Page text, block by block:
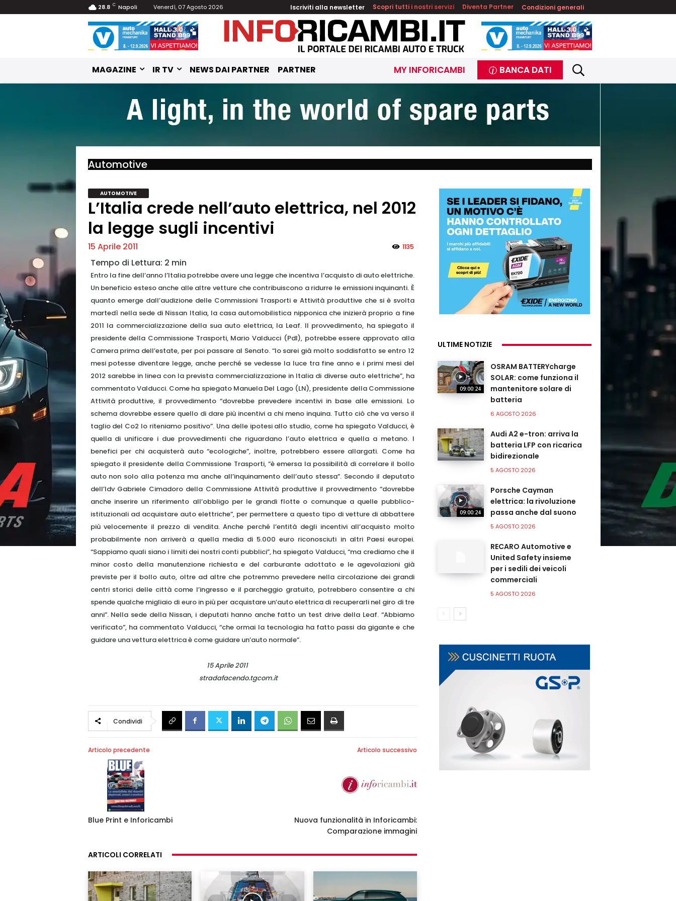
MY INFORICAMBI
Username
Password
28.8 C Napoli Venerdì, 07 Agosto 2026 Iscriviti alla newsletter Scopri tutti i nostri servizi Diventa Partner Condizioni generali
MAGAZINE IR TV NEWS DAI PARTNER PARTNER MY INFORICAMBI BANCA DATI
Automotive
AUTOMOTIVE
L’Italia crede nell’auto elettrica, nel 2012
la legge sugli incentivi
15 Aprile 2011 1135
Entro la fine dell’anno l’Italia potrebbe avere una legge che incentiva l’acquisto di auto elettriche.
Un beneficio esteso anche alle altre vetture che contribuiscono a ridurre le emissioni inquinanti. È
quanto emerge dall’audizione delle Commissioni Trasporti e Attività produttive che si è svolta
martedì nella sede di Nissan Italia, la casa automobilistica nipponica che inizierà proprio a fine
2011 la commercializzazione della sua auto elettrica, la Leaf. Il provvedimento, ha spiegato il
presidente della Commissione Trasporti, Mario Valducci (Pdl), potrebbe essere approvato alla
Camera prima dell’estate, per poi passare al Senato. “Io sarei già molto soddisfatto se entro 12
mesi potesse diventare legge, anche perché se vedesse la luce tra fine anno e i primi mesi del
2012 sarebbe in linea con la prevista commercializzazione in Italia di diverse auto elettriche”, ha
commentato Valducci. Come ha spiegato Manuela Del Lago (LN), presidente della Commissione
Attività produttive, il provvedimento “dovrebbe prevedere incentivi in base alle emissioni. Lo
schema dovrebbe essere quello di dare più incentivi a chi meno inquina. Tutto ciò che va verso il
taglio del Co2 lo riteniamo positivo”. Una delle ipotesi allo studio, come ha spiegato Valducci, è
quella di unificare i due provvedimenti che riguardano l’auto elettrica e quella a metano. I
benefici per chi acquisterà auto “ecologiche”, inoltre, potrebbero essere allargati. Come ha
spiegato il presidente della Commissione Trasporti, “è emersa la possibilità di correlare il bollo
auto non solo alla potenza ma anche all’inquinamento dell’auto stessa”. Secondo il deputato
dell’Idv Gabriele Cimadoro della Commissione Attività produttive il provvedimento “dovrebbe
anche inserire un riferimento all’obbligo per le grandi flotte o comunque a quelle pubblico-
istituzionali ad acquistare auto elettriche”, per permettere a questo tipo di vetture di abbattere
più velocemente il prezzo di vendita. Anche perché l’entità degli incentivi all’acquisto molto
probabilmente non arriverà a quella media di 5.000 euro riconosciuti in altri Paesi europei.
“Sappiamo quali siano i limiti dei nostri conti pubblici”, ha spiegato Valducci, “ma crediamo che il
minor costo della manutenzione richiesta e del carburante adottato e le agevolazioni già
previste per il bollo auto, oltre ad altre che potremmo prevedere nella circolazione dei grandi
centri storici delle città come l’ingresso e il parcheggio gratuito, potrebbero consentire a chi
spende qualche migliaio di euro in più per acquistare un’auto elettrica di recuperarli nel giro di tre
anni”. Nella sede della Nissan, i deputati hanno anche fatto un test drive della Leaf. “Abbiamo
verificato”, ha commentato Valducci, “che ormai la tecnologia ha fatto passi da gigante e che
guidare una vettura elettrica è come guidare un’auto normale”.
15 Aprile 2011
stradafacendo.tgcom.it
Condividi
Articolo precedente
Blue Print e Inforicambi
Articolo successivo
Nuova funzionalità in Inforicambi:
Comparazione immagini
ARTICOLI CORRELATI
ULTIME NOTIZIE
09:00:24
OSRAM BATTERYcharge
SOLAR: come funziona il
mantenitore solare di
batteria
6 AGOSTO 2026
Audi A2 e-tron: arriva la
batteria LFP con ricarica
bidirezionale
5 AGOSTO 2026
09:00:24
Porsche Cayman
elettrica: la rivoluzione
passa anche dal suono
5 AGOSTO 2026
RECARO Automotive e
United Safety insieme
per i sedili dei veicoli
commerciali
5 AGOSTO 2026